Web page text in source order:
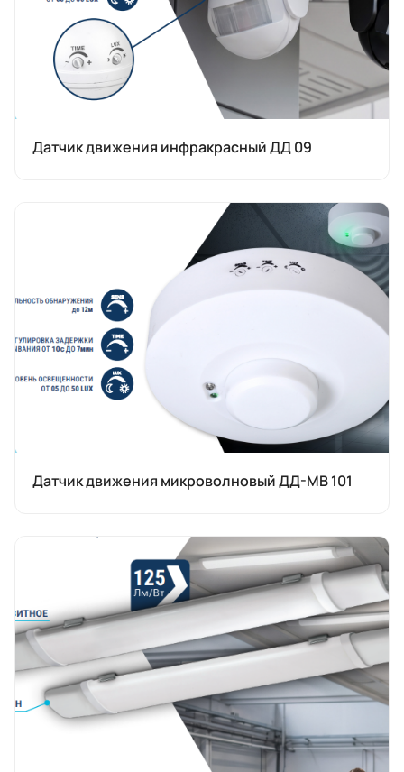
Датчик движения инфракрасный ДД 09
Датчик движения микроволновый ДД-МВ 101